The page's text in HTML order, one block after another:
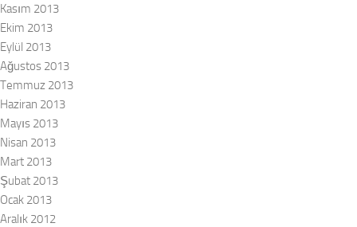
Kasım 2013
Ekim 2013
Eylül 2013
Ağustos 2013
Temmuz 2013
Haziran 2013
Mayıs 2013
Nisan 2013
Mart 2013
Şubat 2013
Ocak 2013
Aralık 2012